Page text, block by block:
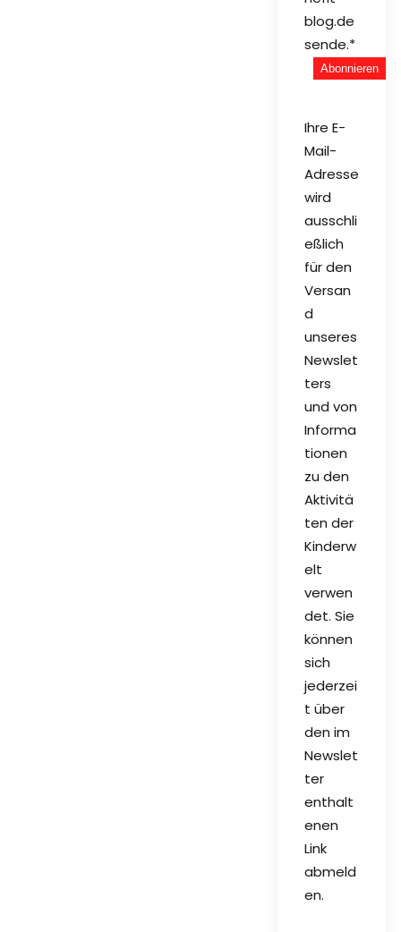
blog.de
sende.*
Ihre E-
Mail-
Adresse
wird
ausschli
eßlich
für den
Versan
d
unseres
Newslet
ters
und von
Informa
tionen
zu den
Aktivitä
ten der
Kinderw
elt
verwen
det. Sie
können
sich
jederzei
t über
den im
Newslet
ter
enthalt
enen
Link
abmeld
en.